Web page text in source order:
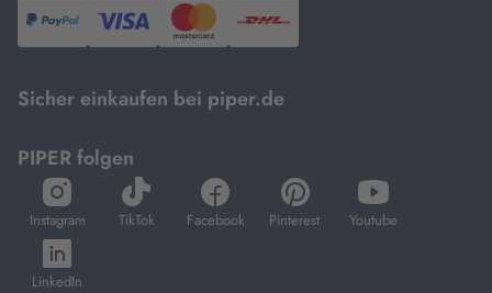
PayPal,Visa
und
DHL.
Sicher einkaufen bei piper.de
PIPER folgen
Instagram
öffnet
in
neuem
Tab
TikTok
öffnet
in
Facebook
öffnet
in
Pinterest
öffnet
in
Youtube
öffnet
in
LinkedIn
öffnet
in